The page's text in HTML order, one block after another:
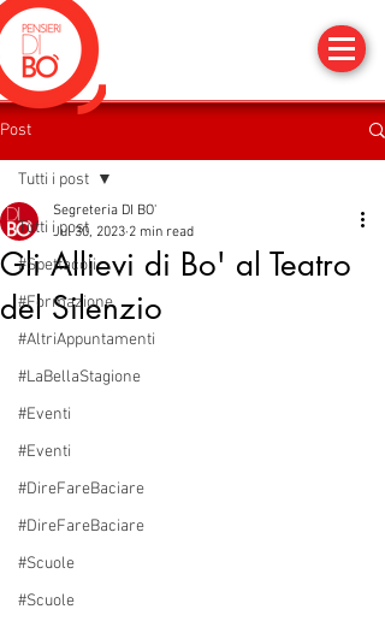
Post
Tutti i post
#Spettacoli
#Formazione
#AltriAppuntamenti
#LaBellaStagione
#Eventi
#Eventi
#DireFareBaciare
#DireFareBaciare
#Scuole
#Scuole
Tutti i post
Gli Allievi di Bo' al Teatro
del Silenzio
Segreteria DI BO'
Jul 30, 2023 2 min read